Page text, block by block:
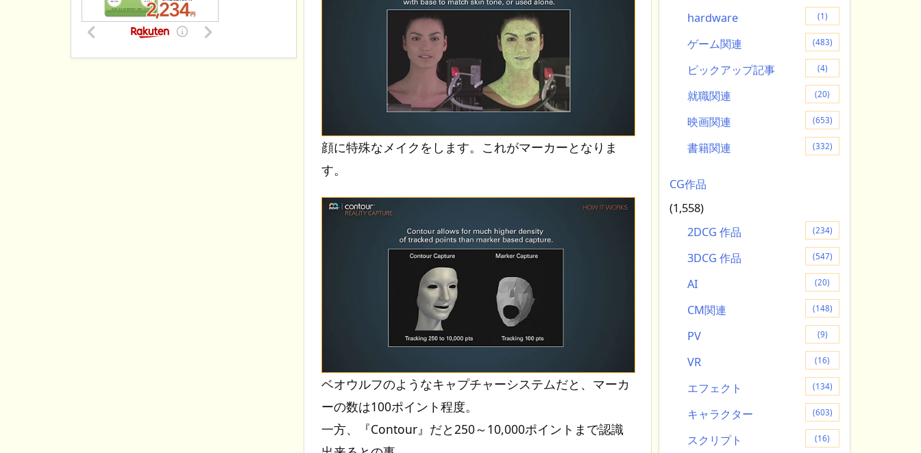
顔に特殊なメイクをします。これがマーカーとなりま
す。
ベオウルフのようなキャプチャーシステムだと、マーカ
ーの数は100ポイント程度。
一方、『Contour』だと250～10,000ポイントまで認識
hardware (1)
ゲーム関連 (483)
ピックアップ記事 (4)
就職関連 (20)
映画関連 (653)
書籍関連 (332)
CG作品
(1,558)
2DCG 作品
(234)
3DCG 作品 (547)
AI (20)
CM関連 (148)
PV (9)
VR (16)
エフェクト (134)
キャラクター (603)
スクリプト (16)